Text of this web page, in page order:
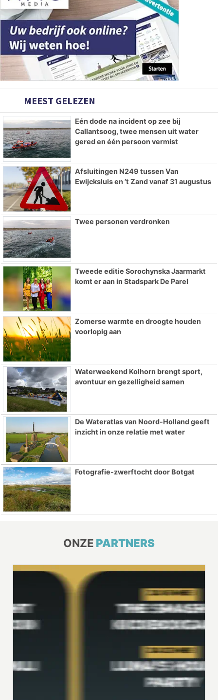
MEEST GELEZEN
Eén dode na incident op zee bij
Callantsoog, twee mensen uit water
gered en één persoon vermist
Afsluitingen N249 tussen Van
Ewijcksluis en ’t Zand vanaf 31 augustus
Twee personen verdronken
Tweede editie Sorochynska Jaarmarkt
komt er aan in Stadspark De Parel
Zomerse warmte en droogte houden
voorlopig aan
Waterweekend Kolhorn brengt sport,
avontuur en gezelligheid samen
De Wateratlas van Noord-Holland geeft
inzicht in onze relatie met water
Fotografie-zwerftocht door Botgat
ONZE PARTNERS